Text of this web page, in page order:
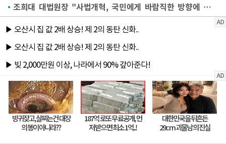
조희대 대법원장 "사법개혁, 국민에게 바람직한 방향에 대한 공론화 필요" [뉴시스Pic]